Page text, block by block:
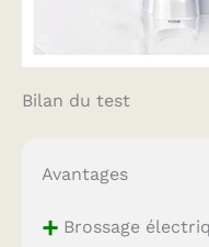
Bilan du test
Avantages
+Brossage